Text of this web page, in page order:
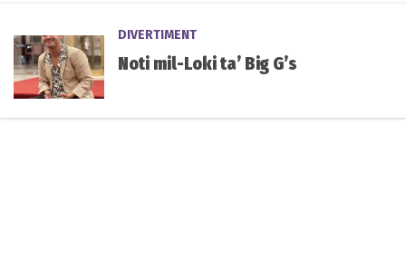
DIVERTIMENT
Noti mil-Loki ta’ Big G’s